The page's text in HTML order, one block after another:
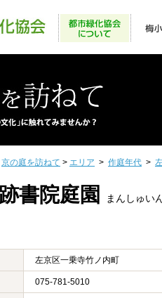
京の庭を訪ねて > エリア > 作庭年代 >
書院庭園 まんしゅい
左京区一乗寺竹ノ内町
075-781-5010